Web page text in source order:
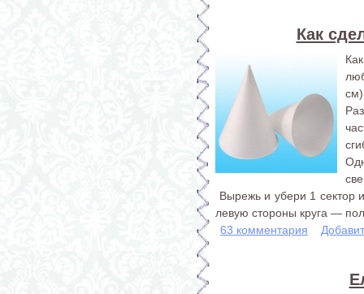
Как
Вырежь и убери 1 сектор
левую стороны круга —
63 комментария